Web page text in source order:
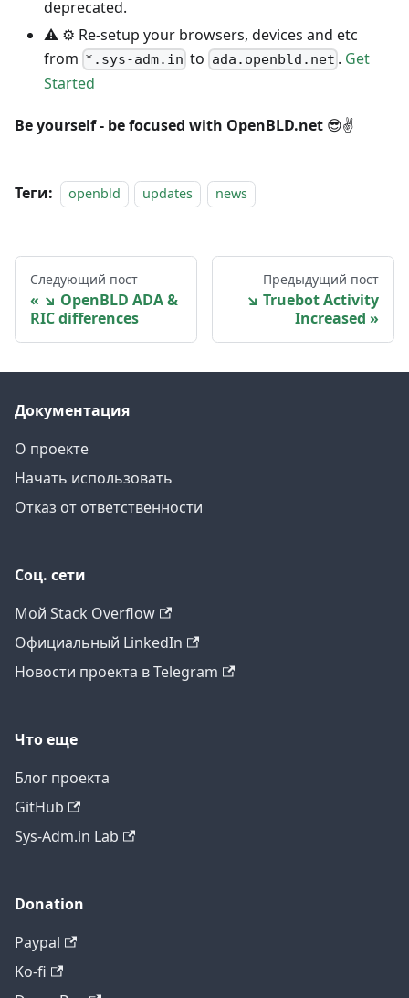
deprecated.
⚠️ ⚙️ Re-setup your browsers, devices and etc
from *.sys-adm.in to ada.openbld.net . Get
Started
Be yourself - be focused with OpenBLD.net 😎✌️
Теги: openbld updates news
Следующий пост
↘ OpenBLD ADA &
RIC differences
Предыдущий пост
↘ Truebot Activity
Increased
Документация
О проекте
Начать использовать
Отказ от ответственности
Соц. сети
Мой Stack Overflow
Официальный LinkedIn
Новости проекта в Telegram
Что еще
Блог проекта
GitHub
Sys-Adm.in Lab
Donation
Paypal
Ko-fi